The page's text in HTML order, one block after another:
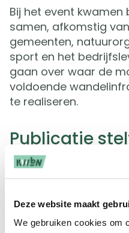
Deze website maakt
We gebruiken cookies om
Bij het event kwamen
samen, afkomstig
gemeenten,
sport en het
gaan over waar de
voldoende
te realiseren.
Publicatie
kansen vast
De publicatie die
gepresenteerd,
aanbod aan
voldoende is